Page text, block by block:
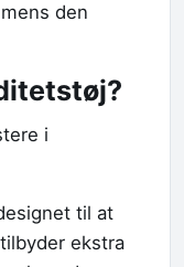
den
i
til at
ekstra